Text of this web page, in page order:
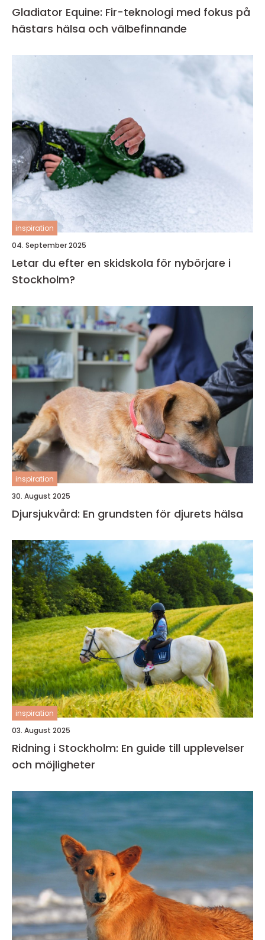
Gladiator Equine: Fir-teknologi med fokus på
hästars hälsa och välbefinnande
inspiration
04. September 2025
Letar du efter en skidskola för nybörjare i
Stockholm?
inspiration
30. August 2025
Djursjukvård: En grundsten för djurets hälsa
inspiration
03. August 2025
Ridning i Stockholm: En guide till upplevelser
och möjligheter